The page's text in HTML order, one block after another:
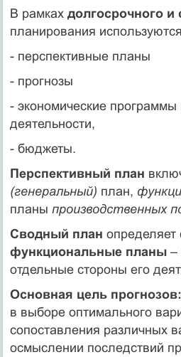
В рамках долгосрочного и
планирования
- перспективные планы
- прогнозы
- экономические
деятельности,
- бюджеты.
Перспективный план
(генеральный) план,
планы производственных
Сводный план
функциональные планы–
отдельные стороны его
Основная цель прогнозов:
в выборе оптимального
сопоставления различных
осмыслении последствий